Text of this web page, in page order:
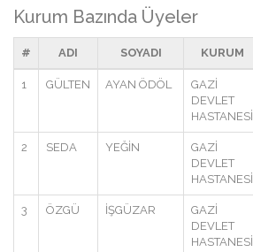
Kurum Bazında Üyeler
# ADI SOYADI KURUM
1 GÜLTEN AYAN ÖDÖL
GAZİ
DEVLET
HASTANESİ
2 SEDA YEĞİN
GAZİ
DEVLET
HASTANESİ
3 ÖZGÜ İŞGÜZAR
GAZİ
DEVLET
HASTANESİ